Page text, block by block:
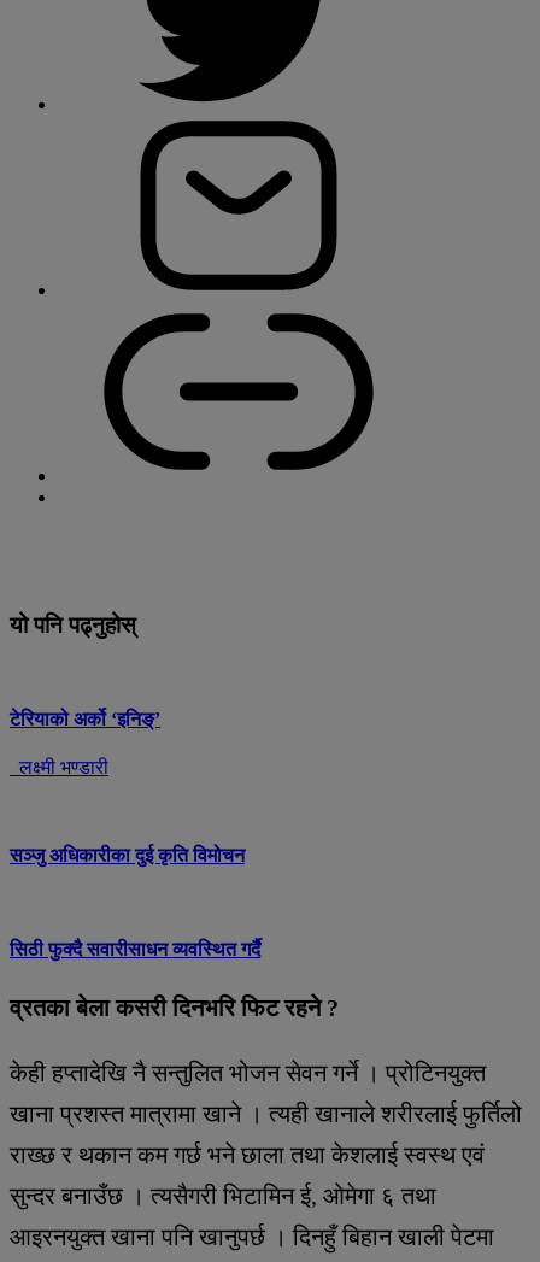
यो पनि पढ्नुहोस्
टेरियाको अर्को ‘इनिङ्’
लक्ष्मी भण्डारी
सञ्जु अधिकारीका दुई कृति विमोचन
सिठी फुक्दै सवारीसाधन व्यवस्थित गर्दै
व्रतका बेला कसरी दिनभरि फिट रहने ?
केही हप्तादेखि नै सन्तुलित भोजन सेवन गर्ने । प्रोटिनयुक्त
खाना प्रशस्त मात्रामा खाने । त्यही खानाले शरीरलाई फुर्तिलो
राख्छ र थकान कम गर्छ भने छाला तथा केशलाई स्वस्थ एवं
सुन्दर बनाउँछ । त्यसैगरी भिटामिन ई, ओमेगा ६ तथा
आइरनयुक्त खाना पनि खानुपर्छ । दिनहुँ बिहान खाली पेटमा